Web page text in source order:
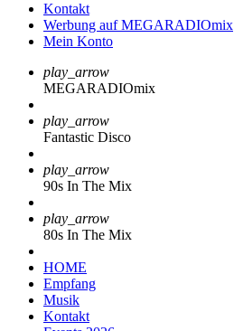
Kontakt
Werbung auf MEGARADIOmix
Mein Konto
play_arrow
MEGARADIOmix
play_arrow
Fantastic Disco
play_arrow
90s In The Mix
play_arrow
80s In The Mix
HOME
Empfang
Musik
Kontakt